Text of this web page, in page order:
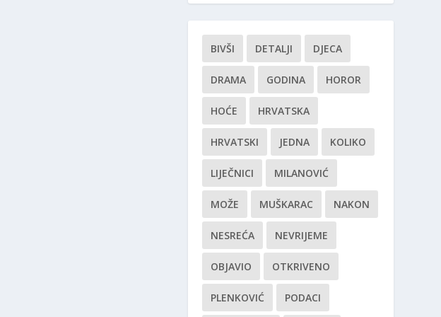
BIVŠI DETALJI DJECA
DRAMA GODINA HOROR
HOĆE HRVATSKA
HRVATSKI JEDNA KOLIKO
LIJEČNICI MILANOVIĆ
MOŽE MUŠKARAC NAKON
NESREĆA NEVRIJEME
OBJAVIO OTKRIVENO
PLENKOVIĆ PODACI